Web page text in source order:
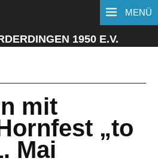
MENÜ
1950 E.V.
mit
„to
Mai